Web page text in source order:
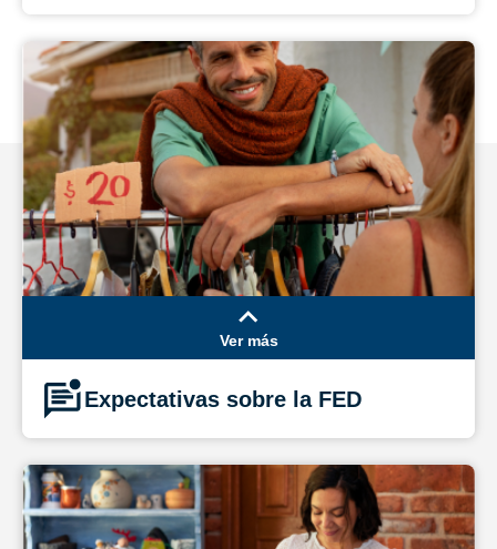
Ver más
Expectativas sobre la FED